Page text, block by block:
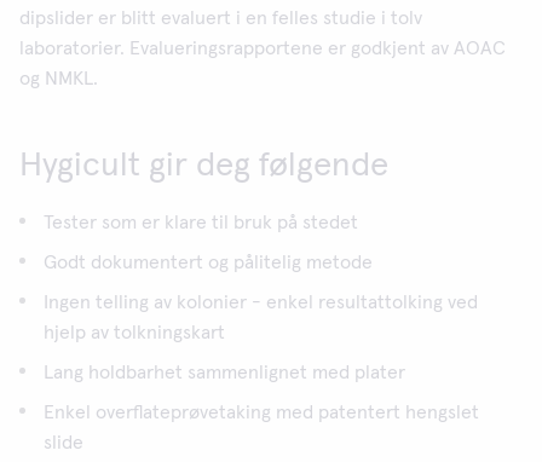
dipslider er blitt evaluert i en felles studie i tolv
laboratorier. Evalueringsrapportene er godkjent av AOAC
og NMKL.
Hygicult gir deg følgende
Tester som er klare til bruk på stedet
Godt dokumentert og pålitelig metode
Ingen telling av kolonier - enkel resultattolking ved
hjelp av tolkningskart
Lang holdbarhet sammenlignet med plater
Enkel overflateprøvetaking med patentert hengslet
slide